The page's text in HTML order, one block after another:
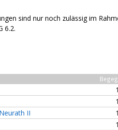
sind nur noch zulässig im
6.2.
II